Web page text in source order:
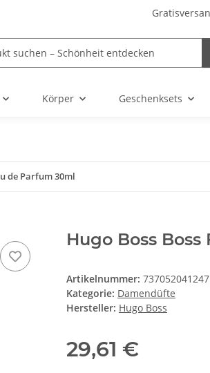
Körper Geschenksets
de Parfum 30ml
Hugo Boss
Artikelnummer: 737052041247
Kategorie: Damendüfte
Hersteller: Hugo Boss
29,61 €